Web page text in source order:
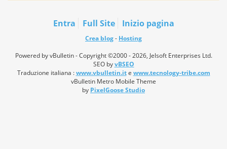
Entra Full Site Inizio pagina
Crea blog- Hosting
Powered by vBulletin - Copyright ©2000 - 2026, Jelsoft Enterprises Ltd.
SEO byvBSEO
Traduzione italiana :www.vbulletin.ite www.tecnology-tribe.com
vBulletin Metro Mobile Theme
by PixelGoose Studio